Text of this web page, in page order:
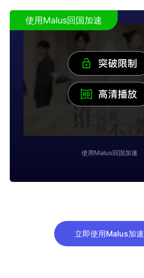
使用Malus回国加速
使用Malus回国加速
立即使用Malus加速